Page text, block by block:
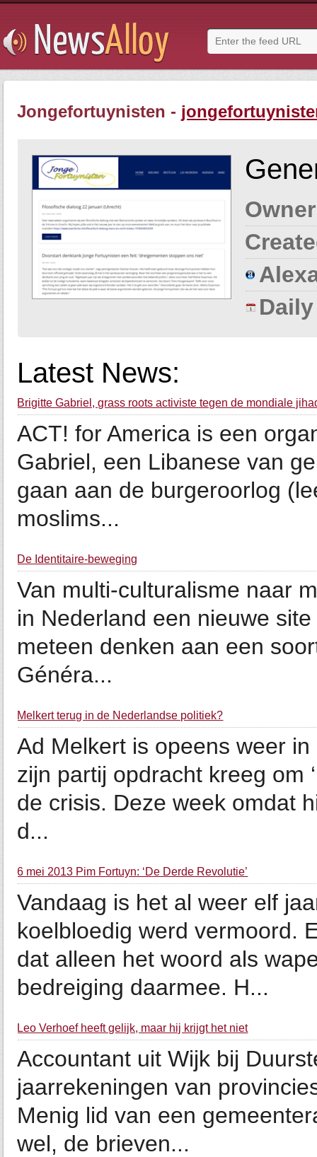
Jongefortuynisten -
Latest News:
Brigitte Gabriel, grass roots activiste tegen de mondiale
ACT! for America is een
Gabriel, een Libanese van
gaan aan de burgeroorlog
moslims...
De Identitaire-beweging
Van multi-culturalisme naar
in Nederland een nieuwe
meteen denken aan een
Généra...
Melkert terug in de Nederlandse politiek?
Ad Melkert is opeens weer
zijn partij opdracht kreeg om
de crisis. Deze week omdat
d...
6 mei 2013 Pim Fortuyn: ‘De Derde Revolutie’
Vandaag is het al weer elf
koelbloedig werd vermoord.
dat alleen het woord als
bedreiging daarmee. H...
Leo Verhoef heeft gelijk, maar hij krijgt het niet
Accountant uit Wijk bij
jaarrekeningen van
Menig lid van een
wel, de brieven...